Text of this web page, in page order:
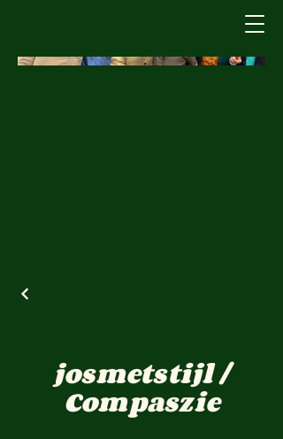
josmetstijl /
Compaszie